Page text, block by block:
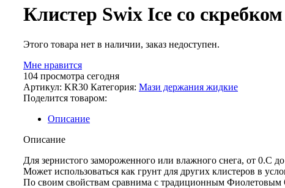
Клистер Swix Ice со скребком
Этого товара нет в наличии, заказ недоступен.
Мне нравится
104 просмотра сегодня
Артикул: KR30 Категория: Мази держания жидкие
Поделится товаром:
Описание
Описание
Для зернистого замороженного или влажного снега, от 0.С
Может использоваться как грунт для других клистеров в
По своим свойствам сравнима с традиционным